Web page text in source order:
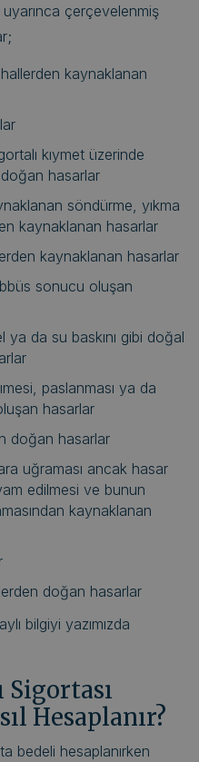
uyarınca çerçevelenmiş
kaynaklanan
kıymet üzerinde
hasarlar
söndürme, yıkma
kaynaklanan hasarlar
kaynaklanan hasarlar
sonucu oluşan
ya da su baskını gibi doğal
paslanması ya da
hasarlar
doğan hasarlar
uğraması ancak hasar
edilmesi ve bunun
kaynaklanan
doğan hasarlar
bilgiyi yazımızda
Sigortası
Hesaplanır?
bedeli hesaplanırken